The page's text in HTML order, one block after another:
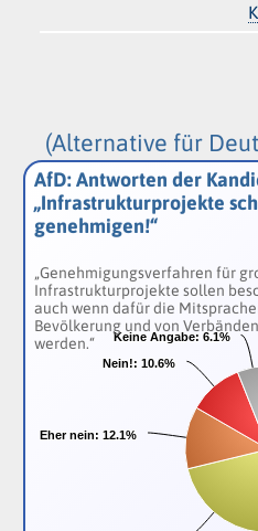
(Alternative für
Eher nein: 12.1%
Eher nein: 12.1%
Nein!: 10.6%
Nein!: 10.6%
Keine Angabe: 6.1%
Keine Angabe: 6.1%
AfD: Antworten der
„Infrastrukturprojekte
genehmigen!“
„Genehmigungsverfahren für
Infrastrukturprojekte sollen
auch wenn dafür die
Bevölkerung und von
werden.“